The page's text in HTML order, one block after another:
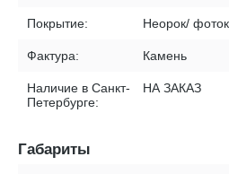
Покрытие: Неорок/
Фактура: Камень
Наличие в Санкт-
Петербурге:
НА ЗАКАЗ
Габариты